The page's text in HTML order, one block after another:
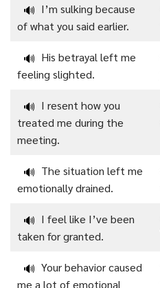
🔊 I’m sulking because
of what you said earlier.
🔊 His betrayal left me
feeling slighted.
🔊 I resent how you
treated me during the
meeting.
🔊 The situation left me
emotionally drained.
🔊 I feel like I’ve been
taken for granted.
🔊 Your behavior caused
me a lot of emotional